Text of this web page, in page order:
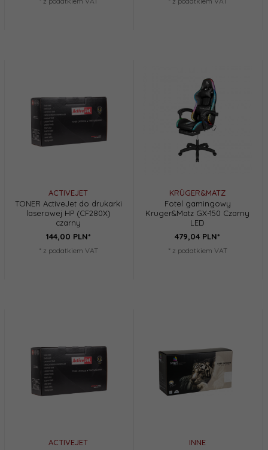
ACTIVEJET
TONER ActiveJet do drukarki
laserowej HP (CF280X)
czarny
144,00 PLN*
* z podatkiem VAT
KRÜGER&MATZ
Fotel gamingowy
Kruger&Matz GX-150 Czarny
LED
479,04 PLN*
* z podatkiem VAT
ACTIVEJET
INNE